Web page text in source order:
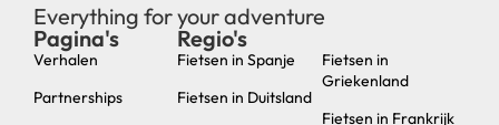
Everything for your adventure
Pagina's
Verhalen
Partnerships
Regio's
Fietsen in Spanje
Fietsen in Duitsland
Fietsen in
Griekenland
Fietsen in Frankrijk